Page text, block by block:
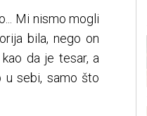
Mi nismo mogli
bila, nego on
da je tesar, a
u sebi, samo što